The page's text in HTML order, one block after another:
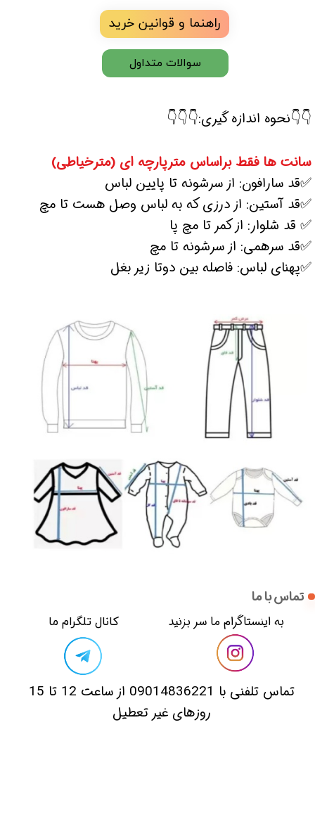
راهنما و قوانین خرید
👇👇نحوه اندازه گیری:👇👇👇
سانت ها فقط براساس مترپارچه ای (مترخیاطی)
✅قد سارافون: از سرشونه تا پایین لباس
✅قد آستین: از درزی که به لباس وصل هست تا مچ
✅ قد شلوار: از کمر تا مچ پا
✅قد سرهمی: از سرشونه تا مچ
✅پهنای لباس: فاصله بین دوتا زیر بغل
سوالات متداول
تماس با ما
​​به اینستاگرام ما سر بزنید​​​​​​​
​تماس تلفنی با 09014836221 از ساعت 12 تا 15
روزهای غیر تعطیل
​کانال تلگرام ما